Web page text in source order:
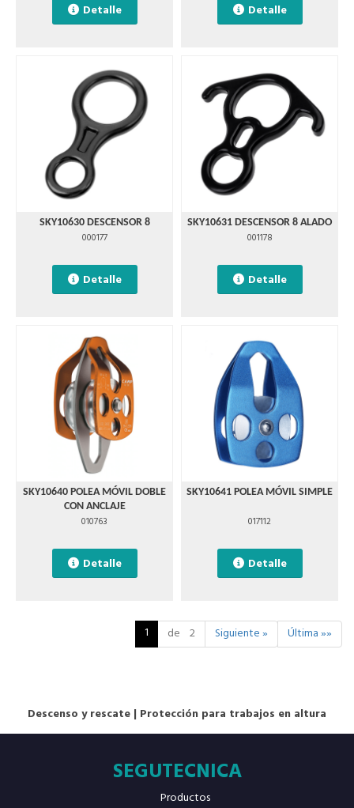
Detalle Detalle
SKY10630 DESCENSOR 8
000177
Detalle
SKY10631 DESCENSOR 8 ALADO
001178
Detalle
SKY10640 POLEA MÓVIL DOBLE
CON ANCLAJE
010763
Detalle
SKY10641 POLEA MÓVIL SIMPLE
017112
Detalle
1 de 2 Siguiente » Última »»
Descenso y rescate | Protección para trabajos en altura
SEGUTECNICA
Productos